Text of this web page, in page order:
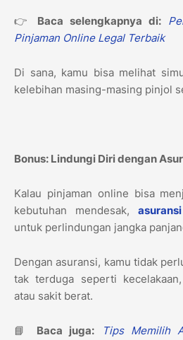
👉 Baca selengkapnya di:
Pinjaman Online Legal Terbaik
Di sana, kamu bisa melihat
kelebihan masing-masing pinjol
Bonus: Lindungi Diri dengan
Kalau pinjaman online bisa
kebutuhan mendesak, asuransi
untuk perlindungan jangka
Dengan asuransi, kamu tidak
tak terduga seperti
atau sakit berat.
📘 Baca juga:
Tips Memilih